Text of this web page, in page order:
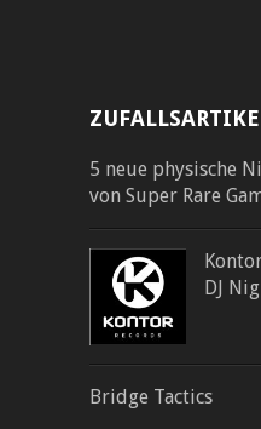
5 neue physische
von Super Rare
DJ
Bridge Tactics